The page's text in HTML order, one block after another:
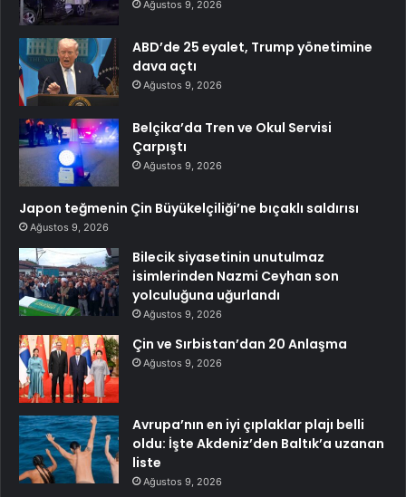
Ağustos 9, 2026
ABD’de 25 eyalet, Trump yönetimine
dava açtı
Ağustos 9, 2026
Belçika’da Tren ve Okul Servisi
Çarpıştı
Ağustos 9, 2026
Japon teğmenin Çin Büyükelçiliği’ne bıçaklı saldırısı
Ağustos 9, 2026
Bilecik siyasetinin unutulmaz
isimlerinden Nazmi Ceyhan son
yolculuğuna uğurlandı
Ağustos 9, 2026
Çin ve Sırbistan’dan 20 Anlaşma
Ağustos 9, 2026
Avrupa’nın en iyi çıplaklar plajı belli
oldu: İşte Akdeniz’den Baltık’a uzanan
liste
Ağustos 9, 2026